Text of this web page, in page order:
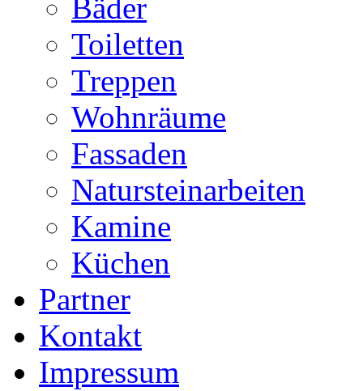
Bäder
Toiletten
Treppen
Wohnräume
Fassaden
Natursteinarbeiten
Kamine
Küchen
Partner
Kontakt
Impressum